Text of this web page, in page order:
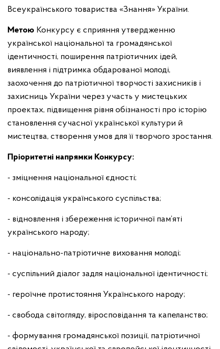
Всеукраїнського товариства «Знання» України.
Метою Конкурсу є сприяння утвердженню
української національної та громадянської
ідентичності, поширення патріотичних ідей,
виявлення і підтримка обдарованої молоді,
заохочення до патріотичної творчості захисників і
захисниць України через участь у мистецьких
проектах, підвищення рівня обізнаності про історію
становлення сучасної української культури й
мистецтва, створення умов для її творчого зростання.
Пріоритетні напрямки Конкурсу:
- зміцнення національної єдності;
- консолідація українського суспільства;
- відновлення і збереження історичної пам’яті
українського народу;
- національно-патріотичне виховання молоді;
- суспільний діалог задля національної ідентичності;
- героїчне протистояння Українського народу;
- свобода світогляду, віросповідання та капеланство;
- формування громадянської позиції, патріотичної